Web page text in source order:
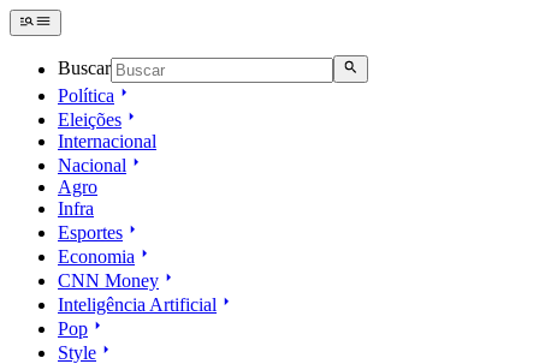
Buscar
Política
Eleições
Internacional
Nacional
Agro
Infra
Esportes
Economia
CNN Money
Inteligência Artificial
Pop
Style